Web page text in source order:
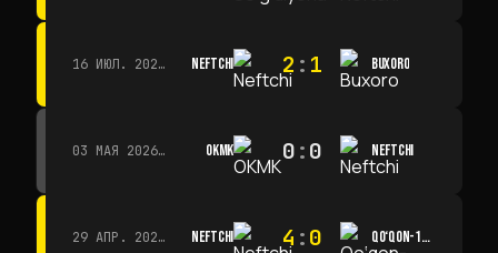
16 ИЮЛ. 2026 Г. · 15:00 NEFTCHI 2 : 1 BUXORO
03 МАЯ 2026 Г. · 12:00 OKMK 0:0 NEFTCHI
29 АПР. 2026 Г. · 14:00 NEFTCHI 4 :0 QO‘QON-1912